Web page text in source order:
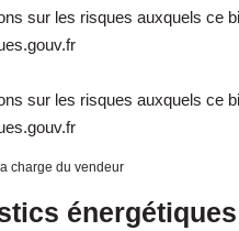
sur les risques auxquels ce
sur les risques auxquels ce
charge du vendeur
énergétiques